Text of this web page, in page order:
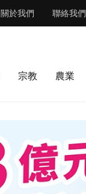
關於我們 聯絡我們
宗教 農業